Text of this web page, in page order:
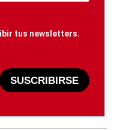
tus newsletters.
SUSCRIBIRSE